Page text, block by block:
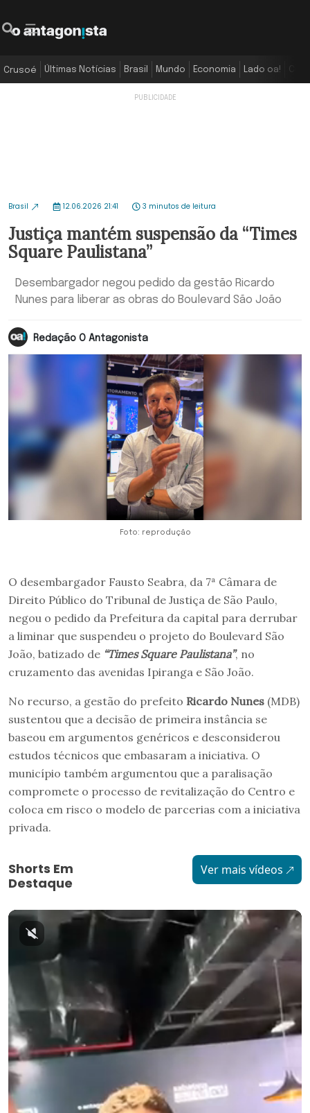
Crusoé Últimas Notícias Brasil Mundo Economia Lado oa!
Brasil 12.06.2026 21:41 3 minutos de leitura
Justiça mantém suspensão da “Times
Square Paulistana”
Desembargador negou pedido da gestão Ricardo
Nunes para liberar as obras do Boulevard São João
Redação O Antagonista
Foto: reprodução
O desembargador Fausto Seabra, da 7ª Câmara de
Direito Público do Tribunal de Justiça de São Paulo,
negou o pedido da Prefeitura da capital para derrubar
a liminar que suspendeu o projeto do Boulevard São
João, batizado de “Times Square Paulistana”, no
cruzamento das avenidas Ipiranga e São João.
No recurso, a gestão do prefeito Ricardo Nunes (MDB)
sustentou que a decisão de primeira instância se
baseou em argumentos genéricos e desconsiderou
estudos técnicos que embasaram a iniciativa. O
município também argumentou que a paralisação
compromete o processo de revitalização do Centro e
coloca em risco o modelo de parcerias com a iniciativa
privada.
Shorts Em
Destaque
Ver mais vídeos